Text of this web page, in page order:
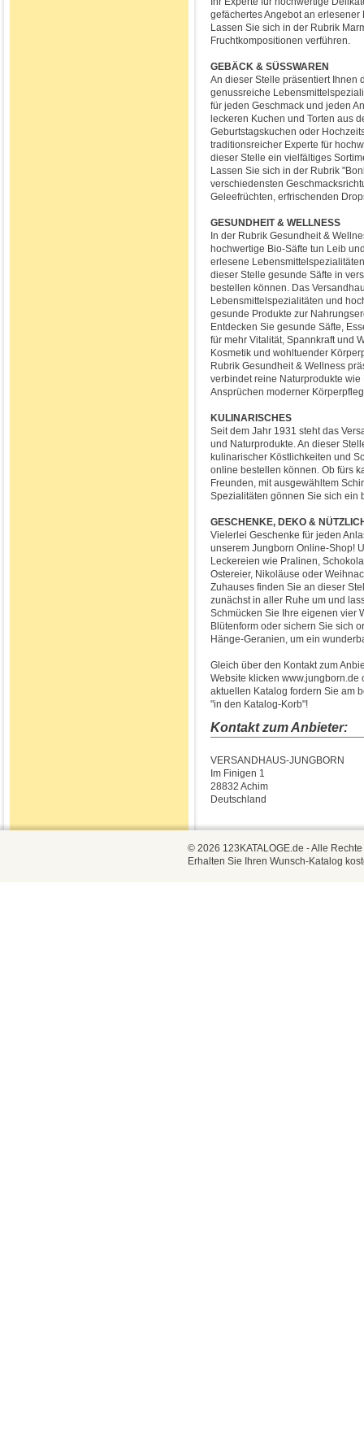
gefächertes Angebot an
Lassen Sie sich in der Rubrik
Fruchtkompositionen verführen.
GEBÄCK & SÜSSWAREN
An dieser Stelle präsentiert Ihnen
genussreiche
für jeden Geschmack und jeden
leckeren Kuchen und Torten aus
Geburtstagskuchen oder
traditionsreicher Experte für
dieser Stelle ein vielfältiges
Lassen Sie sich in der Rubrik
verschiedensten
Geleefrüchten, erfrischenden
GESUNDHEIT & WELLNESS
In der Rubrik Gesundheit &
hochwertige Bio-Säfte tun Leib
erlesene
dieser Stelle gesunde Säfte in
bestellen können. Das
Lebensmittelspezialitäten und
gesunde Produkte zur
Entdecken Sie gesunde Säfte,
für mehr Vitalität, Spannkraft und
Kosmetik und wohltuender
Rubrik Gesundheit & Wellness
verbindet reine Naturprodukte
Ansprüchen moderner
KULINARISCHES
Seit dem Jahr 1931 steht das
und Naturprodukte. An dieser
kulinarischer Köstlichkeiten und
online bestellen können. Ob fürs
Freunden, mit ausgewähltem
Spezialitäten gönnen Sie sich ein
GESCHENKE, DEKO &
Vielerlei Geschenke für jeden
unserem Jungborn Online-Shop!
Leckereien wie Pralinen,
Ostereier, Nikoläuse oder
Zuhauses finden Sie an dieser
zunächst in aller Ruhe um und
Schmücken Sie Ihre eigenen vier
Blütenform oder sichern Sie sich
Hänge-Geranien, um ein
Gleich über den Kontakt zum
Website klicken
aktuellen Katalog fordern Sie am
"in den Katalog-Korb"!
Kontakt zum Anbieter:
VERSANDHAUS-JUNGBORN
Im Finigen 1
28832 Achim
Deutschland
© 2026 123KATALOGE.de - Alle
Erhalten Sie Ihren Wunsch-Katalog